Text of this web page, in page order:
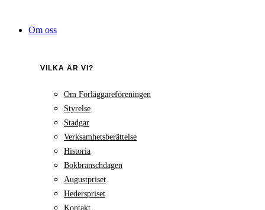
innehållOm oss
VILKA ÄR VI?
Om Förläggareföreningen
Styrelse
Stadgar
Verksamhetsberättelse
Historia
Bokbranschdagen
Augustpriset
Hederspriset
Kontakt